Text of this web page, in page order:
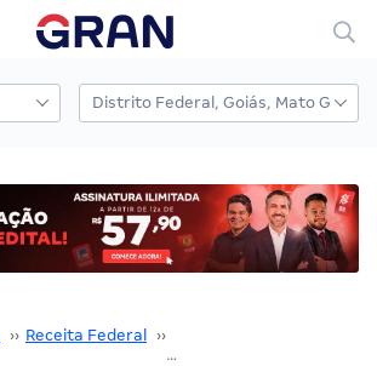
›› Receita Federal ››